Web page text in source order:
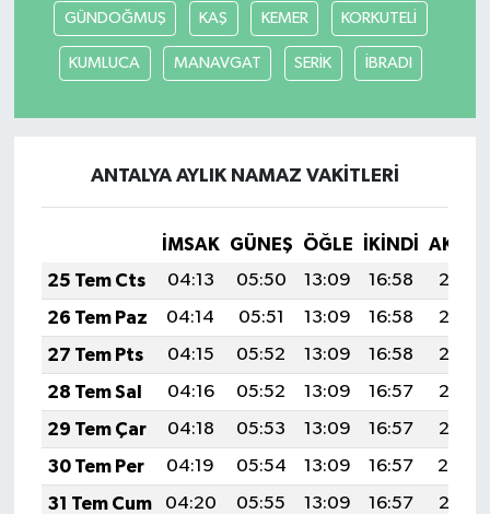
GÜNDOĞMUŞ KAŞ KEMER KORKUTELİ
KUMLUCA MANAVGAT SERİK İBRADI
ANTALYA AYLIK NAMAZ VAKITLERI
İMSAK GÜNEŞ ÖĞLE İKINDI
25 Tem Cts
04:13 05:50 13:09 16:58
20:18
26 Tem Paz
04:14 05:51 13:09 16:58
20:17
27 Tem Pts
04:15 05:52 13:09 16:58
20:16
28 Tem Sal
04:16 05:52 13:09 16:57
20:15
29 Tem Çar
04:18 05:53 13:09 16:57
20:15
30 Tem Per
04:19 05:54 13:09 16:57
20:14
31 Tem Cum
04:20 05:55 13:09 16:57
20:13